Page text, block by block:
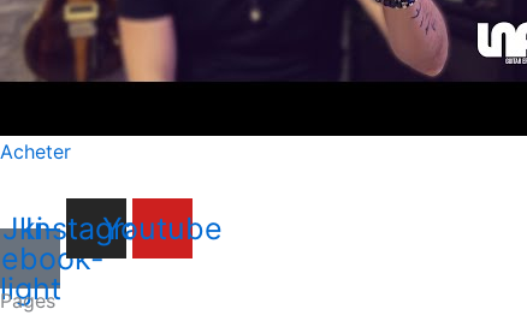
Acheter
Jki-
light
Instagram
Youtube
Pages